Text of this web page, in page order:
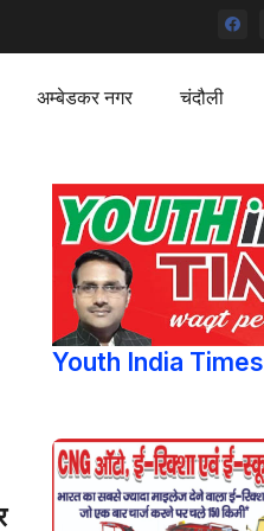
अम्बेडकर नगर चंदौली
Youth India Times